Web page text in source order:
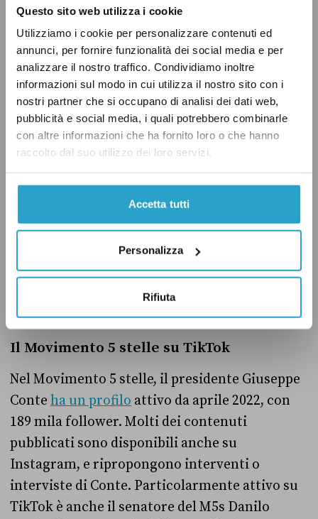
Questo sito web utilizza i cookie
Utilizziamo i cookie per personalizzare contenuti ed
annunci, per fornire funzionalità dei social media e per
analizzare il nostro traffico. Condividiamo inoltre
informazioni sul modo in cui utilizza il nostro sito con i
nostri partner che si occupano di analisi dei dati web,
pubblicità e social media, i quali potrebbero combinarle
con altre informazioni che ha fornito loro o che hanno
raccolto dal suo utilizzo dei loro servizi.
Accetta tutti
Personalizza
Rifiuta
Inoltre, mentre Pd, Impegno civico e Più
Europa non sono presenti sulla piattaforma
nemmeno come partiti, la lista formata da
Sinistra italiana ed Europa verdeha lanciato
proprio account il 14 agosto.
Anche l’alleanza tra Italia viva e Azione sembra
essere poco interessata a TikTok. Né Carlo
Calenda, leader di Azione e della coalizione, né
sulla piattaforma. Esiste però l’account non
ufficiale “Renziani.it”, checonta
follower e afferma di essere gestito dai
«giovani di Italia viva».
Il Movimento 5 stelle su TikTok
Nel Movimento 5 stelle, il presidente Giuseppe
Conte ha un profilo attivo da aprile 2022, con
189 mila follower. Molti dei contenuti
pubblicati sono disponibili anche su
Instagram, e ripropongono interventi o
interviste di Conte. Particolarmente attivo su
TikTok è anche il senatore del M5s Danilo